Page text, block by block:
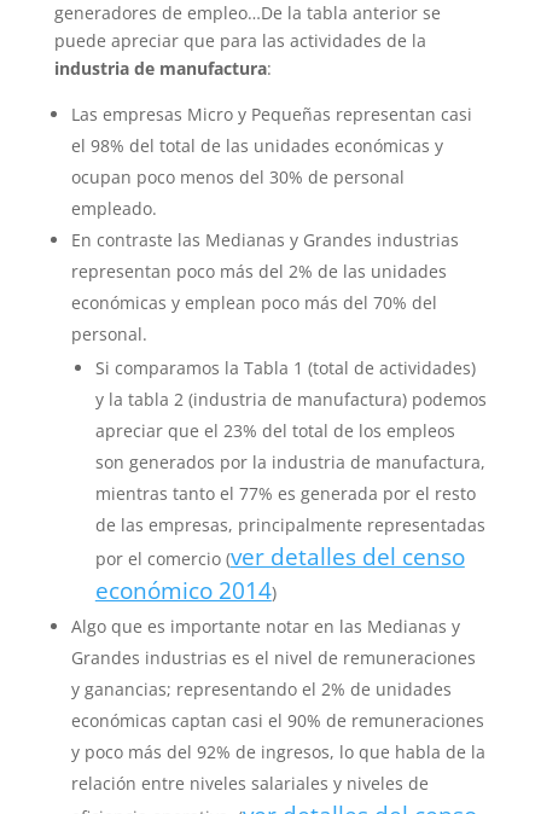
generadores de empleo…De la tabla anterior se
puede apreciar que para las actividades de la
industria de manufactura:
Las empresas Micro y Pequeñas representan casi
el 98% del total de las unidades económicas y
ocupan poco menos del 30% de personal
empleado.
En contraste las Medianas y Grandes industrias
representan poco más del 2% de las unidades
económicas y emplean poco más del 70% del
personal.
Si comparamos la Tabla 1 (total de actividades)
y la tabla 2 (industria de manufactura) podemos
apreciar que el 23% del total de los empleos
son generados por la industria de manufactura,
mientras tanto el 77% es generada por el resto
de las empresas, principalmente representadas
por el comercio (ver detalles del censo
económico 2014)
Algo que es importante notar en las Medianas y
Grandes industrias es el nivel de remuneraciones
y ganancias; representando el 2% de unidades
económicas captan casi el 90% de remuneraciones
y poco más del 92% de ingresos, lo que habla de la
relación entre niveles salariales y niveles de